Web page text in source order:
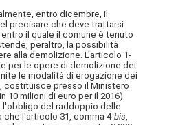
entro dicembre, il
precisare che deve trattarsi
il quale il comune è tenuto
peraltro, la possibilità
alla demolizione. L'articolo 1-
per le opere di demolizione dei
le modalità di erogazione dei
costituisce presso il Ministero
milioni di euro per il 2016).
l'obbligo del raddoppio delle
che l'articolo 31, comma 4-bis,